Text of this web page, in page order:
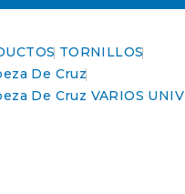
TORNILLOS
De Cruz
De Cruz VARIOS